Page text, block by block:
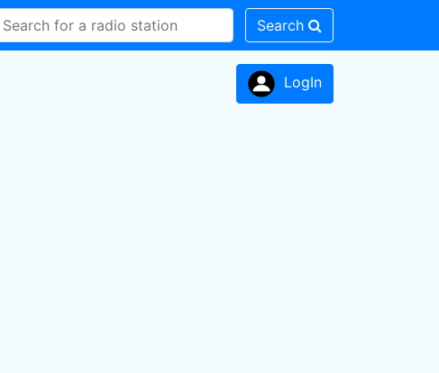
Search
LogIn